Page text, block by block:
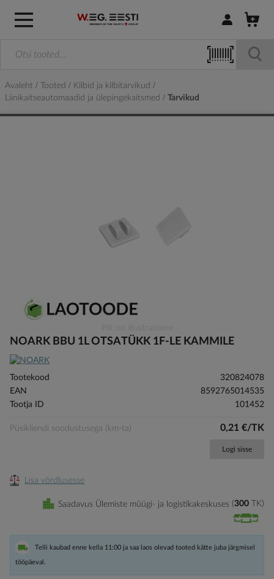
Logi sisse /
Avaleht Tooted
Kilbid ja kilbitarvikud
Liinikaitseautomaadid ja ülepingekaitsmed
Tarvikud
to
beginning
of
the
images
NOARK BBU 1L OTSATÜKK 1F-LE KAMMILE
Tootekood
320824078
EAN
8592765014535
Tootja ID
101452
Püsikliendi soodustusega (km-ta) 0,21 €/TK
Logi sisse
Lisa võrdlusesse
Saadavus Ülemiste müügi- ja logistikakeskuses 300 TK
Telli kaubad enne kella 11:00 ja saa laos olevad tooted kätte juba järgmisel
tööpäeval.